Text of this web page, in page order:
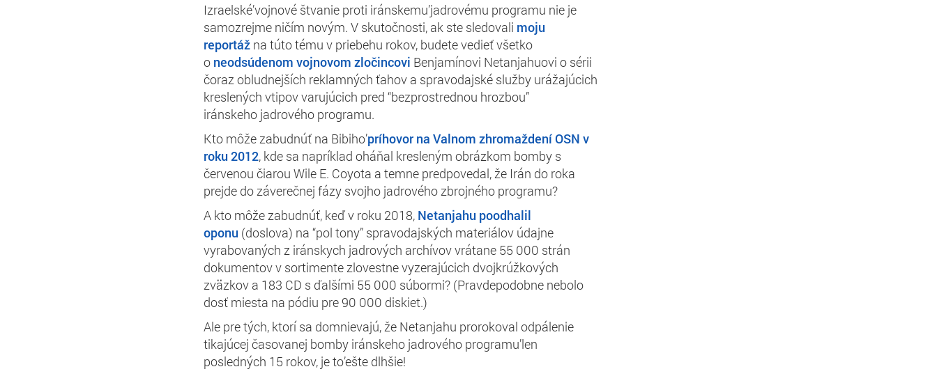
Izraelské’vojnové štvanie proti iránskemu’jadrovému programu nie je
samozrejme ničím novým. V skutočnosti, ak ste sledovali moju
reportáž na túto tému v priebehu rokov, budete vedieť všetko
o neodsúdenom vojnovom zločincovi Benjamínovi Netanjahuovi o sérii
čoraz obludnejších reklamných ťahov a spravodajské služby urážajúcich
kreslených vtipov varujúcich pred “bezprostrednou hrozbou”
iránskeho jadrového programu.
Kto môže zabudnúť na Bibiho’príhovor na Valnom zhromaždení OSN v
roku 2012, kde sa napríklad oháňal kresleným obrázkom bomby s
červenou čiarou Wile E. Coyota a temne predpovedal, že Irán do roka
prejde do záverečnej fázy svojho jadrového zbrojného programu?
A kto môže zabudnúť, keď v roku 2018, Netanjahu poodhalil
oponu (doslova) na “pol tony” spravodajských materiálov údajne
vyrabovaných z iránskych jadrových archívov vrátane 55 000 strán
dokumentov v sortimente zlovestne vyzerajúcich dvojkrúžkových
zväzkov a 183 CD s ďalšími 55 000 súbormi? (Pravdepodobne nebolo
dosť miesta na pódiu pre 90 000 diskiet.)
Ale pre tých, ktorí sa domnievajú, že Netanjahu prorokoval odpálenie
tikajúcej časovanej bomby iránskeho jadrového programu’len
posledných 15 rokov, je to’ešte dlhšie!